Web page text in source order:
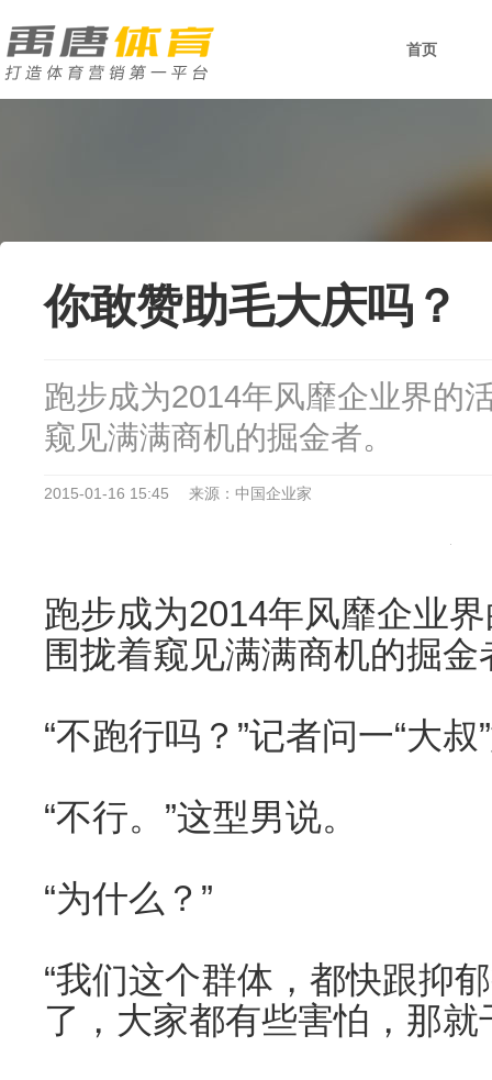
首页
你敢赞助毛大庆吗？
跑步成为2014年风靡企业界的
窥见满满商机的掘金者。
2015-01-16 15:45 来源：中国企业家
跑步成为2014年风靡企业
围拢着窥见满满商机的掘金
“不跑行吗？”记者问一“大
“不行。”这型男说。
“为什么？”
“我们这个群体，都快跟抑
了，大家都有些害怕，那就